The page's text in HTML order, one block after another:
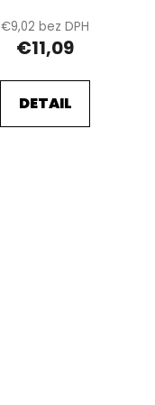
€9,02 bez DPH
€11,09
DETAIL